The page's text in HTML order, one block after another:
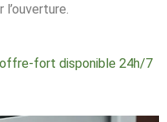
fort disponible 24h/7